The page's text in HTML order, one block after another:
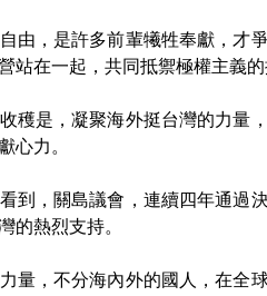
，是許多前輩犧牲奉獻，才
站在一起，共同抵禦極權主義
是，凝聚海外挺台灣的力量
心力。
，關島議會，連續四年通過
的熱烈支持。
，不分海內外的國人，在全